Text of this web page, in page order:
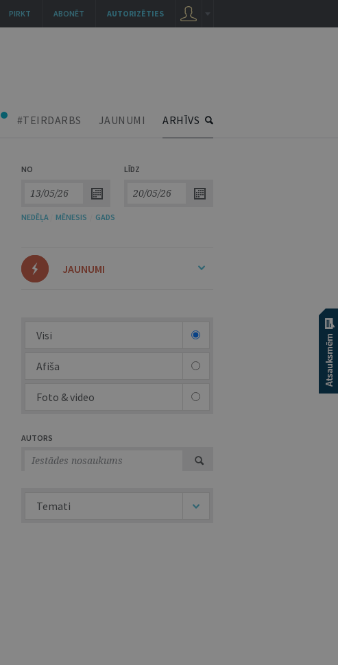
#TEIRDARBS JAUNUMI ARHĪVS
NO LĪDZ
NEDĒĻA MĒNESIS GADS
JAUNUMI
Visi
Afiša
Foto & video
AUTORS
Temati
AUTORIZĒTIES
ABONĒT
PIRKT